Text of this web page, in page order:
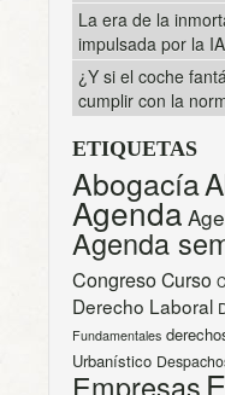
La era de la
impulsada por la IA
¿Y si el coche
cumplir con la
ETIQUETAS
Abogacía
Agenda
Agenda
CongresoCurso
Derecho Laboral
Fundamentales
Urbanístico
Empresas